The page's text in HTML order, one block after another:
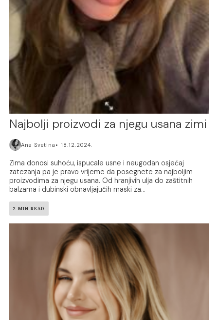
Najbolji proizvodi za njegu usana zimi
Ana Svetina 18.12.2024.
Zima donosi suhoću, ispucale usne i neugodan osjećaj
zatezanja pa je pravo vrijeme da posegnete za najboljim
proizvodima za njegu usana. Od hranjivih ulja do zaštitnih
balzama i dubinski obnavljajućih maski za...
2 MIN READ